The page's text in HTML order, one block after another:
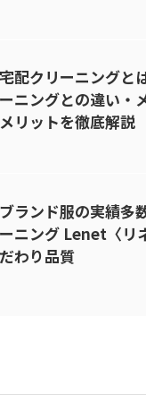
宅配クリーニングと
ーニングとの違い・
メリットを徹底解説
ブランド服の実績多
ーニング Lenet〈リ
だわり品質